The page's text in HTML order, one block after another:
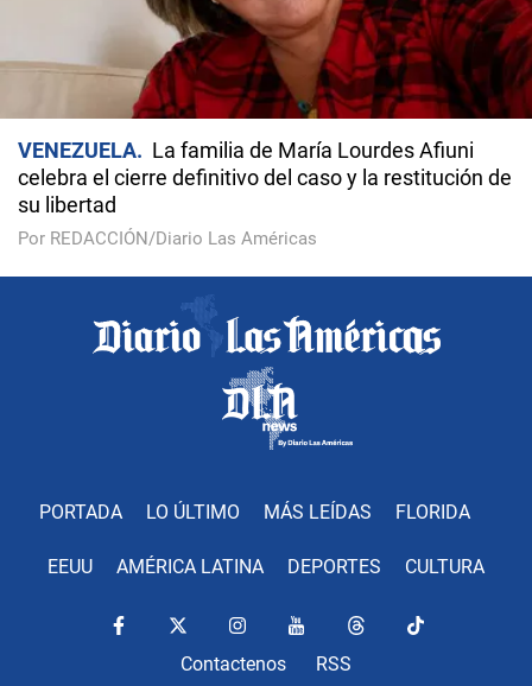
VENEZUELA
La familia de María Lourdes Afiuni
celebra el cierre definitivo del caso y la restitución de
su libertad
Por REDACCIÓN/Diario Las Américas
PORTADA LO ÚLTIMO MÁS LEÍDAS FLORIDA
EEUU AMÉRICA LATINA DEPORTES CULTURA
Contactenos RSS